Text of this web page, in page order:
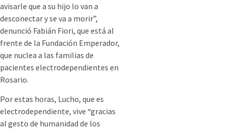
avisarle que a su hijo lo van a
desconectar y se va a morir”,
denunció Fabián Fiori, que está al
frente de la Fundación Emperador,
que nuclea a las familias de
pacientes electrodependientes en
Rosario.
Por estas horas, Lucho, que es
electrodependiente, vive “gracias
al gesto de humanidad de los